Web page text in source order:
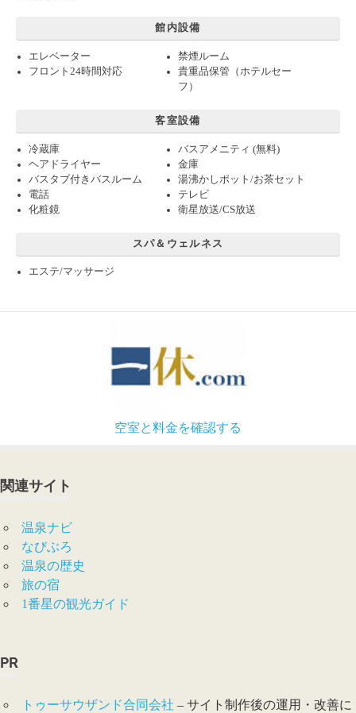
館内設備
エレベーター
禁煙ルーム
フロント24時間対応
貴重品保管（ホテルセー
フ）
客室設備
冷蔵庫
バスアメニティ (無料)
ヘアドライヤー
金庫
バスタブ付きバスルーム
湯沸かしポット/お茶セット
電話
テレビ
化粧鏡
衛星放送/CS放送
スパ＆ウェルネス
エステ/マッサージ
空室と料金を確認する
関連サイト
温泉ナビ
なびぶろ
温泉の歴史
旅の宿
1番星の観光ガイド
PR
トゥーサウザンド合同会社 – サイト制作後の運用・改善に